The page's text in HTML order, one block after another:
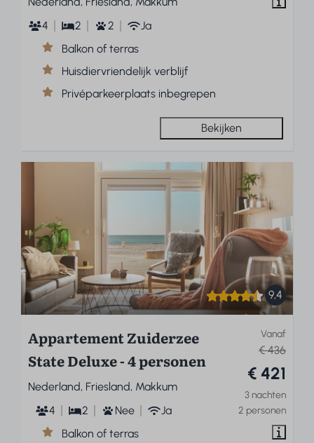
4
2 2
Ja
Balkon of terras
Huisdiervriendelijk verblijf
Privéparkeerplaats inbegrepen
Bekijken
9,4
Vanaf
€ 436
€ 421
3 nachten
2 personen
Appartement Zuiderzee
State Deluxe - 4 personen
Nederland, Friesland, Makkum
4
2 Nee
Ja
Balkon of terras